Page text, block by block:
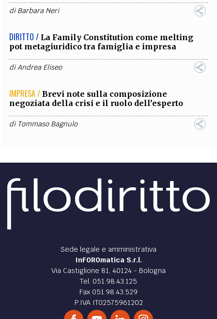
diBarbara Neri
DIRITTO / La Family Constitution come melting
pot metagiuridico tra famiglia e impresa
diAndrea Eliseo
IMPRESA / Brevi note sulla composizione
negoziata della crisi e il ruolo dell’esperto
di Tommaso Bagnulo
Sede legale e amministrativa
InFOROmatica S.r.l.
Via Castiglione 81, 40124 - Bologna
Tel. 051.98.43.125
Fax 051.98.43.529
P.IVA IT02575961202